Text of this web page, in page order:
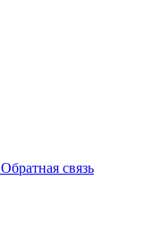
Обратная связь